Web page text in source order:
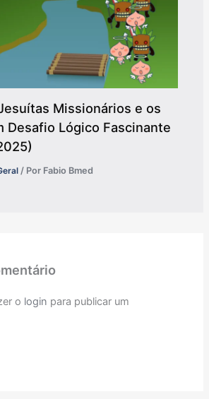
Missionários e os
Desafio Lógico Fascinante
/ Por Fabio Bmed
o login para publicar um